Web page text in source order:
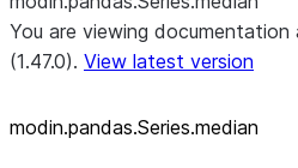
You are viewing
(1.47.0). View latest version
modin.pandas.Series.median